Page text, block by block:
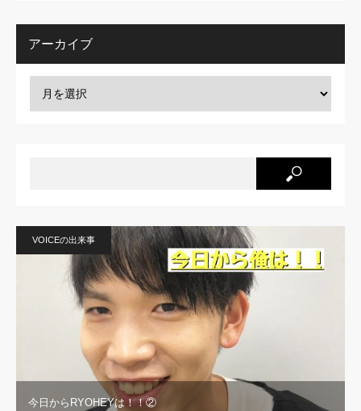
アーカイブ
VOICEの出来事
今日からRYOHEYは！！②